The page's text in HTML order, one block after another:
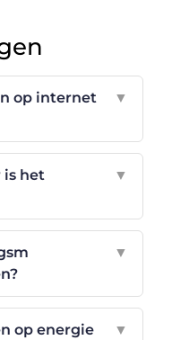
op internet
▼
is het
▼
▼
op energie
▼